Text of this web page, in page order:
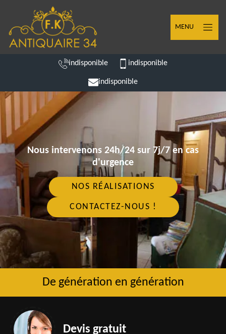
MENU
indisponible indisponible
indisponible
Nous intervenons 24h/24 sur 7j/7 en cas
d'urgence
NOS RÉALISATIONS
CONTACTEZ-NOUS !
De génération en génération
Devis gratuit